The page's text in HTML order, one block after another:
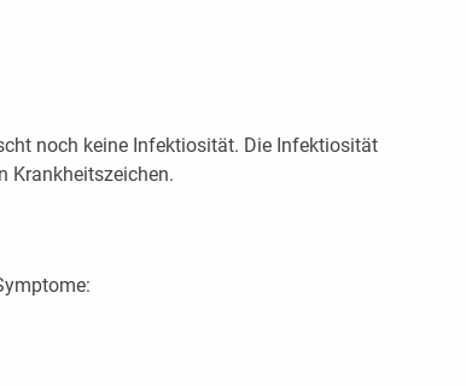
noch keine Infektiosität. Die Infektiosität
Krankheitszeichen.